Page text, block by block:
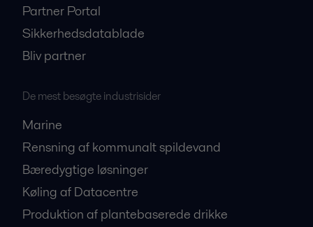
Partner Portal
Sikkerhedsdatablade
Bliv partner
De mest besøgte industrisider
Marine
Rensning af kommunalt spildevand
Bæredygtige løsninger
Køling af Datacentre
Produktion af plantebaserede drikke